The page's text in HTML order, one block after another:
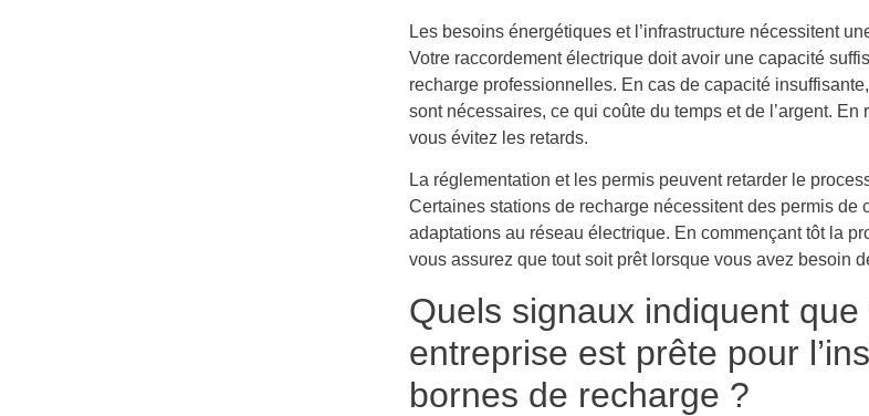
Les besoins énergétiques et l’infrastructure nécessitent
Votre raccordement électrique doit avoir une capacité
recharge professionnelles. En cas de capacité
sont nécessaires, ce qui coûte du temps et de l’argent. En
vous évitez les retards.
La réglementation et les permis peuvent retarder le
Certaines stations de recharge nécessitent des permis de
adaptations au réseau électrique. En commençant tôt la
vous assurez que tout soit prêt lorsque vous avez besoin
Quels signaux indiquent que
entreprise est prête pour
bornes de recharge ?